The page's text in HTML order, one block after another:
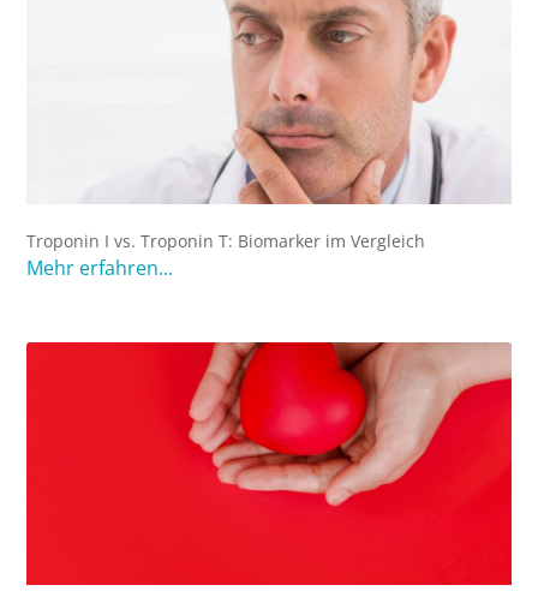
Troponin I vs. Troponin T: Biomarker im Vergleich
Mehr erfahren...